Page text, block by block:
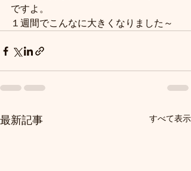
ですよ。
１週間でこんなに大きくなりました～
最新記事 すべて表示